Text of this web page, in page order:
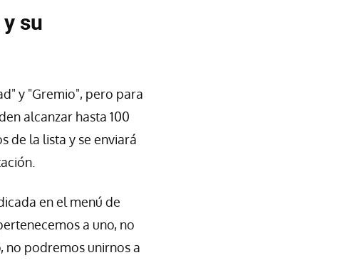
su
y "Gremio", pero para
alcanzar hasta 100
de la lista y se enviará
en el menú de
a uno, no
no podremos unirnos a